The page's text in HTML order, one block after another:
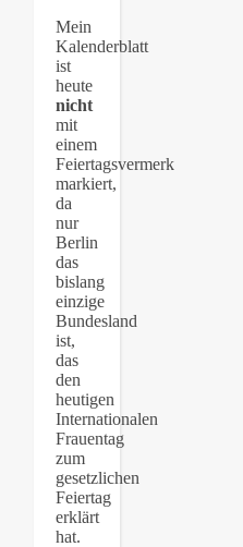
Mein
Kalenderblatt
ist
heute
nicht
mit
einem
Feiertagsvermerk
markiert,
da
nur
Berlin
das
bislang
einzige
Bundesland
ist,
das
den
heutigen
Internationalen
Frauentag
zum
gesetzlichen
Feiertag
erklärt
hat.